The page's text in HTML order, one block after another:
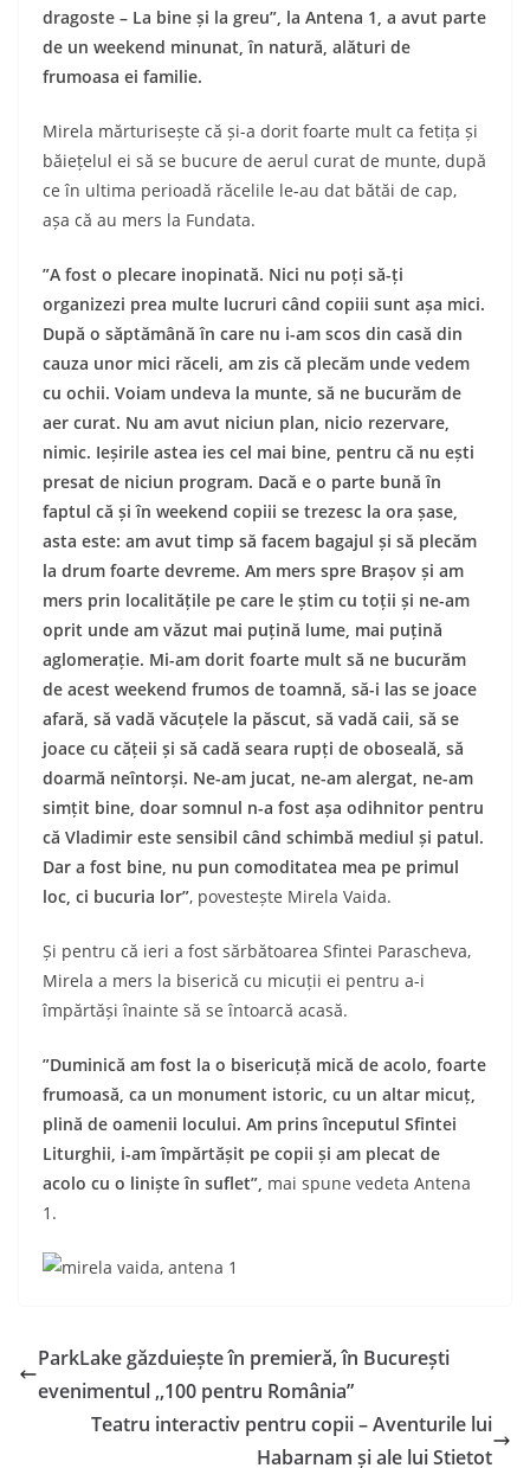
dragoste – La bine și la greu”, la Antena 1, a avut parte
de un weekend minunat, în natură, alături de
frumoasa ei familie.
Mirela mărturisește că și-a dorit foarte mult ca fetița și
băiețelul ei să se bucure de aerul curat de munte, după
ce în ultima perioadă răcelile le-au dat bătăi de cap,
așa că au mers la Fundata.
”A fost o plecare inopinată. Nici nu poți să-ți
organizezi prea multe lucruri când copiii sunt așa mici.
După o săptămână în care nu i-am scos din casă din
cauza unor mici răceli, am zis că plecăm unde vedem
cu ochii. Voiam undeva la munte, să ne bucurăm de
aer curat. Nu am avut niciun plan, nicio rezervare,
nimic. Ieșirile astea ies cel mai bine, pentru că nu ești
presat de niciun program. Dacă e o parte bună în
faptul că și în weekend copiii se trezesc la ora șase,
asta este: am avut timp să facem bagajul și să plecăm
la drum foarte devreme. Am mers spre Brașov și am
mers prin localitățile pe care le știm cu toții și ne-am
oprit unde am văzut mai puțină lume, mai puțină
aglomerație. Mi-am dorit foarte mult să ne bucurăm
de acest weekend frumos de toamnă, să-i las se joace
afară, să vadă văcuțele la păscut, să vadă caii, să se
joace cu cățeii și să cadă seara rupți de oboseală, să
doarmă neîntorși. Ne-am jucat, ne-am alergat, ne-am
simțit bine, doar somnul n-a fost așa odihnitor pentru
că Vladimir este sensibil când schimbă mediul și patul.
Dar a fost bine, nu pun comoditatea mea pe primul
loc, ci bucuria lor”, povestește Mirela Vaida.
Și pentru că ieri a fost sărbătoarea Sfintei Parascheva,
Mirela a mers la biserică cu micuții ei pentru a-i
împărtăși înainte să se întoarcă acasă.
”Duminică am fost la o bisericuță mică de acolo, foarte
frumoasă, ca un monument istoric, cu un altar micuț,
plină de oamenii locului. Am prins începutul Sfintei
Liturghii, i-am împărtășit pe copii și am plecat de
acolo cu o liniște în suflet”, mai spune vedeta Antena
1.
ParkLake găzduiește în premieră, în București
evenimentul ,,100 pentru România”
Teatru interactiv pentru copii – Aventurile lui
Habarnam și ale lui Stietot